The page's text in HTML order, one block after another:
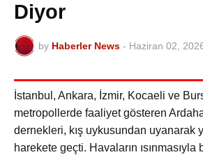
Diyor
by Haberler News - Haziran 02,
İstanbul, Ankara, İzmir, Kocaeli ve
metropollerde faaliyet gösteren
dernekleri, kış uykusundan uyanarak
harekete geçti. Havaların